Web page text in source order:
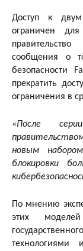
Доступ к
ограничен
сообщения о
безопасности
прекратить
ограничения в
«После
новым
блокировки
По мнению
этих
технологиями